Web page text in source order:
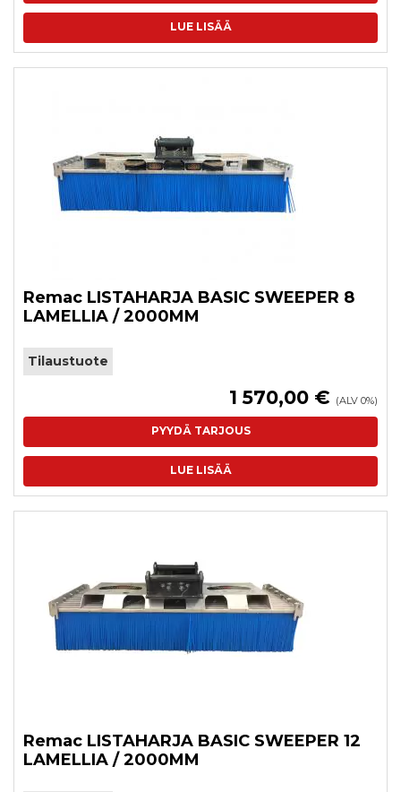
LUE LISÄÄ
Remac LISTAHARJA BASIC SWEEPER 8
LAMELLIA / 2000MM
Tilaustuote
1 570,00 € (ALV 0%)
PYYDÄ TARJOUS
LUE LISÄÄ
Remac LISTAHARJA BASIC SWEEPER 12
LAMELLIA / 2000MM